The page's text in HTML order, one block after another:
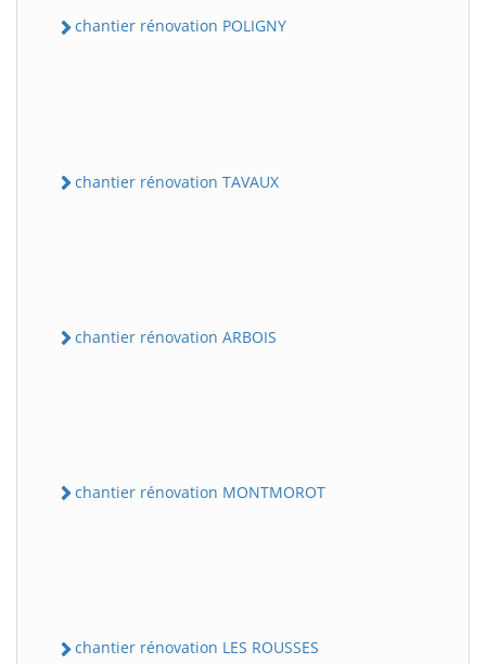
chantier rénovation POLIGNY
chantier rénovation TAVAUX
chantier rénovation ARBOIS
chantier rénovation MONTMOROT
chantier rénovation LES ROUSSES